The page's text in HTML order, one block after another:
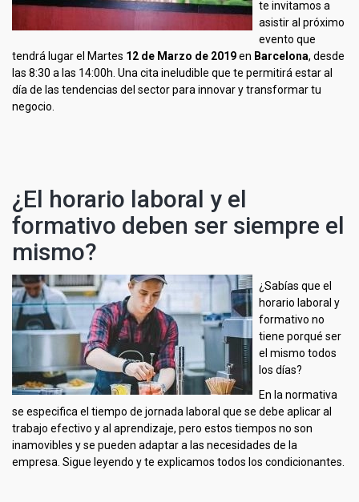
te invitamos a
asistir al próximo
evento que
tendrá lugar el Martes 12 de Marzo de 2019en Barcelona, desde
las 8:30 a las 14:00h. Una cita ineludible que te permitirá estar al
día de las tendencias del sector para innovar y transformar tu
negocio.
¿El horario laboral y el
formativo deben ser siempre el
mismo?
¿Sabías que el
horario laboral y
formativo no
tiene porqué ser
el mismo todos
los días?
En la normativa
se especifica el tiempo de jornada laboral que se debe aplicar al
trabajo efectivo y al aprendizaje, pero estos tiempos no son
inamovibles y se pueden adaptar a las necesidades de la
empresa. Sigue leyendo y te explicamos todos los condicionantes.